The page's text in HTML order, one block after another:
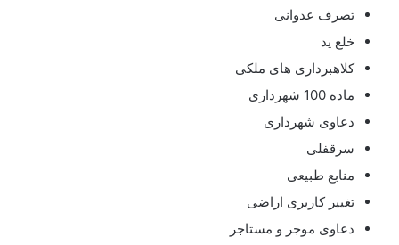
تصرف عدوانی
خلع ید
کلاهبرداری های ملکی
ماده 100 شهرداری
دعاوی شهرداری
سرقفلی
منابع طبیعی
تغییر کاربری اراضی
دعاوی موجر و مستاجر